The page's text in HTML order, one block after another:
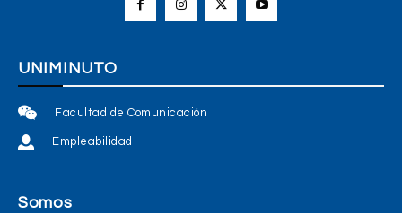
UNIMINUTO
Facultad de Comunicación
Empleabilidad
Somos